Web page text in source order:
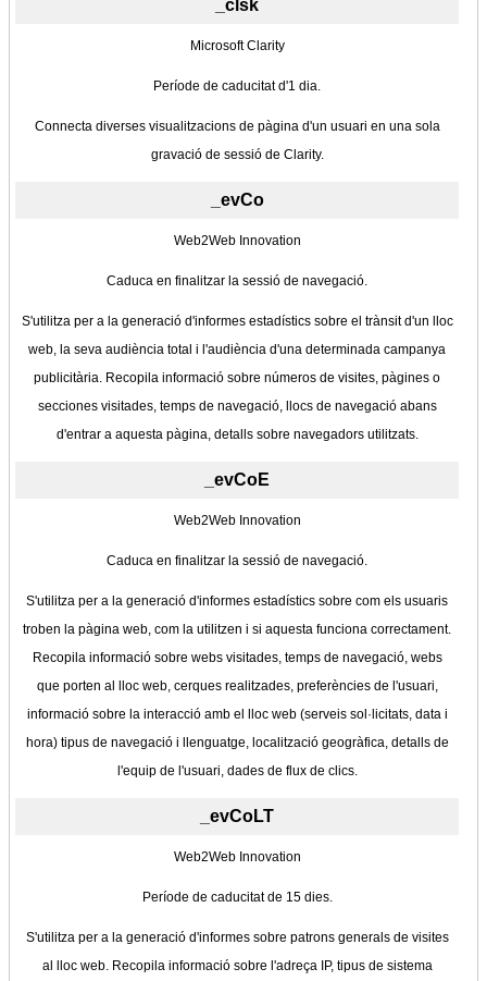
_clsk
Microsoft Clarity
Període de caducitat d'1 dia.
Connecta diverses visualitzacions de pàgina d'un usuari en una sola
gravació de sessió de Clarity.
_evCo
Web2Web Innovation
Caduca en finalitzar la sessió de navegació.
S'utilitza per a la generació d'informes estadístics sobre el trànsit d'un lloc
web, la seva audiència total i l'audiència d'una determinada campanya
publicitària. Recopila informació sobre números de visites, pàgines o
secciones visitades, temps de navegació, llocs de navegació abans
d'entrar a aquesta pàgina, detalls sobre navegadors utilitzats.
_evCoE
Web2Web Innovation
Caduca en finalitzar la sessió de navegació.
S'utilitza per a la generació d'informes estadístics sobre com els usuaris
troben la pàgina web, com la utilitzen i si aquesta funciona correctament.
Recopila informació sobre webs visitades, temps de navegació, webs
que porten al lloc web, cerques realitzades, preferències de l'usuari,
informació sobre la interacció amb el lloc web (serveis sol·licitats, data i
hora) tipus de navegació i llenguatge, localització geogràfica, detalls de
l'equip de l'usuari, dades de flux de clics.
_evCoLT
Web2Web Innovation
Període de caducitat de 15 dies.
S'utilitza per a la generació d'informes sobre patrons generals de visites
al lloc web. Recopila informació sobre l'adreça IP, tipus de sistema